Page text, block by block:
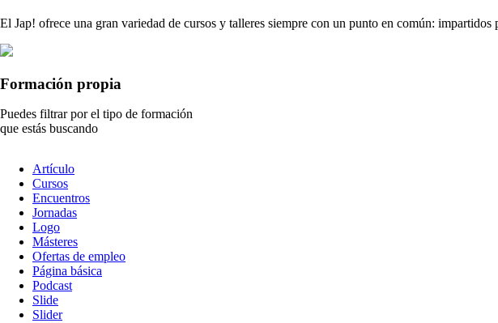
El Jap! ofrece una gran variedad de cursos y talleres siempre con un punto en común: impartidos
Formación propia
Puedes filtrar por el tipo de formación
que estás buscando
contenido
Artículo
Cursos
Encuentros
Jornadas
Logo
Másteres
Ofertas de empleo
Página básica
Podcast
Slide
Slider